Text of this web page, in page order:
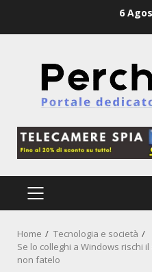
6
PRIMARY
Home
Tecnologia e società
Se lo colleghi a Windows rischi
non fatelo